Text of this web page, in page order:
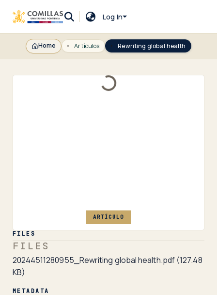
Log In
Home Artículos Rewriting global health
Loading...
ARTÍCULO
FILES
FILES
20244511280955_Rewriting global health.pdf (127.48
KB)
METADATA